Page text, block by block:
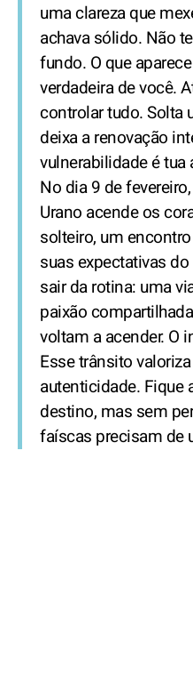
uma clareza que
achava sólido. Não
fundo. O que
verdadeira de você.
controlar tudo. Solta
deixa a renovação
vulnerabilidade é tua
No dia 9 de
Urano acende os
solteiro, um
suas expectativas
sair da rotina: uma
paixão
voltam a acender. O
Esse trânsito
autenticidade. Fique
destino, mas sem
faíscas precisam de